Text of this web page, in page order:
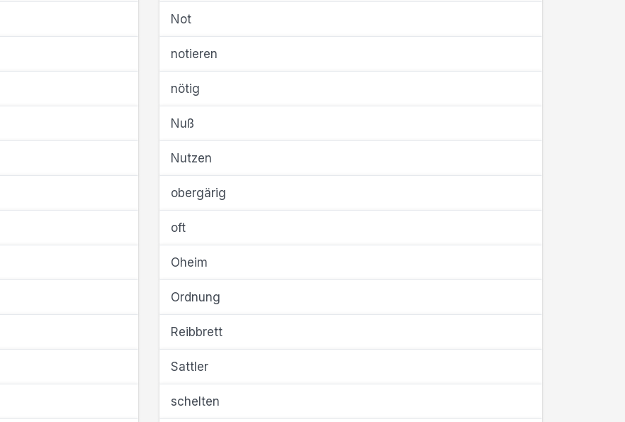
Not
notieren
nötig
Nuß
Nutzen
obergärig
oft
Oheim
Ordnung
Reibbrett
Sattler
schelten